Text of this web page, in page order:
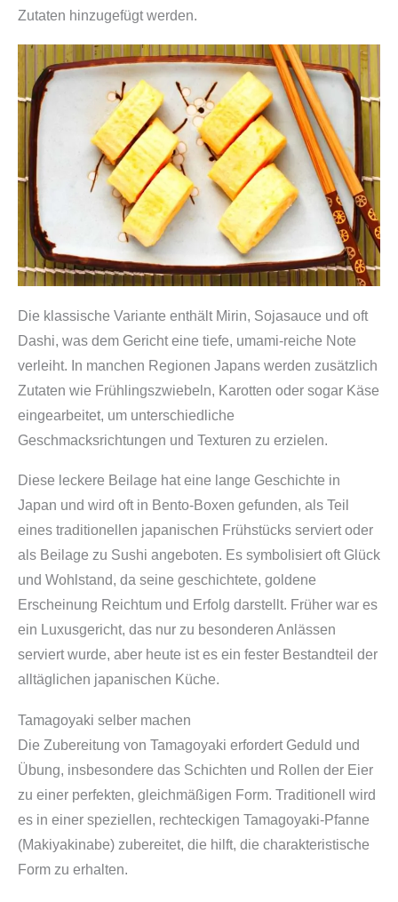
Zutaten hinzugefügt werden.
Die klassische Variante enthält Mirin, Sojasauce und oft
Dashi, was dem Gericht eine tiefe, umami-reiche Note
verleiht. In manchen Regionen Japans werden zusätzlich
Zutaten wie Frühlingszwiebeln, Karotten oder sogar Käse
eingearbeitet, um unterschiedliche
Geschmacksrichtungen und Texturen zu erzielen.
Diese leckere Beilage hat eine lange Geschichte in
Japan und wird oft in Bento-Boxen gefunden, als Teil
eines traditionellen japanischen Frühstücks serviert oder
als Beilage zu Sushi angeboten. Es symbolisiert oft Glück
und Wohlstand, da seine geschichtete, goldene
Erscheinung Reichtum und Erfolg darstellt. Früher war es
ein Luxusgericht, das nur zu besonderen Anlässen
serviert wurde, aber heute ist es ein fester Bestandteil der
alltäglichen japanischen Küche.
Tamagoyaki selber machen
Die Zubereitung von Tamagoyaki erfordert Geduld und
Übung, insbesondere das Schichten und Rollen der Eier
zu einer perfekten, gleichmäßigen Form. Traditionell wird
es in einer speziellen, rechteckigen Tamagoyaki-Pfanne
(Makiyakinabe) zubereitet, die hilft, die charakteristische
Form zu erhalten.